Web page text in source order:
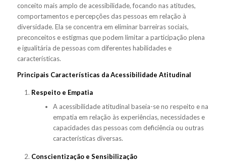
conceito mais amplo de acessibilidade, focando nas atitudes,
comportamentos e percepções das pessoas em relação à
diversidade. Ela se concentra em eliminar barreiras sociais,
preconceitos e estigmas que podem limitar a participação plena
e igualitária de pessoas com diferentes habilidades e
características.
Principais Características da Acessibilidade Atitudinal
Respeito e Empatia
A acessibilidade atitudinal baseia-se no respeito e na
empatia em relação às experiências, necessidades e
capacidades das pessoas com deficiência ou outras
características diversas.
Conscientização e Sensibilização